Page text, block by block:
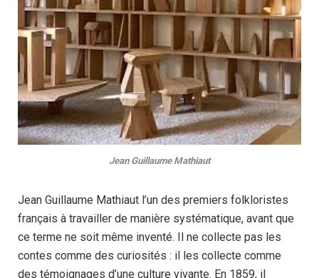
Jean Guillaume Mathiaut
Jean Guillaume Mathiaut l’un des premiers folkloristes
français à travailler de manière systématique, avant que
ce terme ne soit même inventé. Il ne collecte pas les
contes comme des curiosités : il les collecte comme
des témoignages d’une culture vivante. En 1859, il